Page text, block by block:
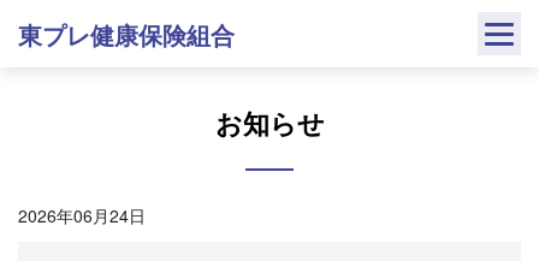
東プレ健康保険組合
お知らせ
2026年06月24日